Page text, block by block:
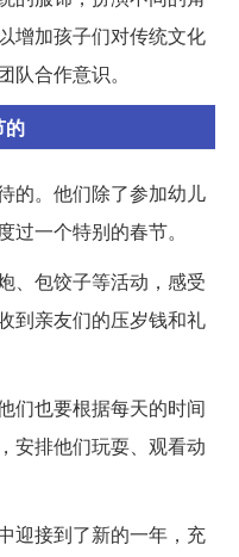
增加孩子们对传统文化
合作意识。
的
的。他们除了参加幼儿
一个特别的春节。
、包饺子等活动，感受
到亲友们的压岁钱和礼
们也要根据每天的时间
安排他们玩耍、观看动
迎接到了新的一年，充